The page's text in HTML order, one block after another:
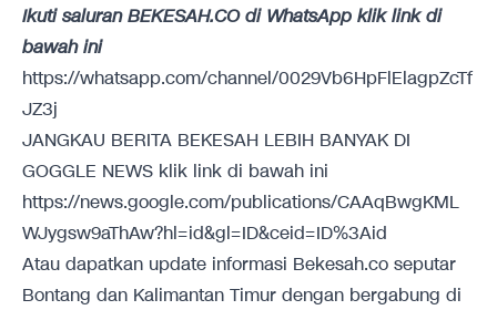
Ikuti saluran BEKESAH.CO di WhatsApp klik link di
bawah ini
https://whatsapp.com/channel/0029Vb6HpFlElagpZcTf
JZ3j
JANGKAU BERITA BEKESAH LEBIH BANYAK DI
GOGGLE NEWS klik link di bawah ini
https://news.google.com/publications/CAAqBwgKML
WJygsw9aThAw?hl=id&gl=ID&ceid=ID%3Aid
Atau dapatkan update informasi Bekesah.co seputar
Bontang dan Kalimantan Timur dengan bergabung di